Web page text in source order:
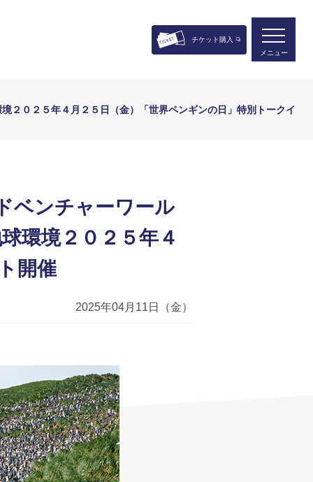
チケット購入
メニュー
２０２５年４月２５日（金）「世界ペンギンの日」特別トークイ
ベンチャーワール
環境２０２５年４
開催
2025年04月11日（金）